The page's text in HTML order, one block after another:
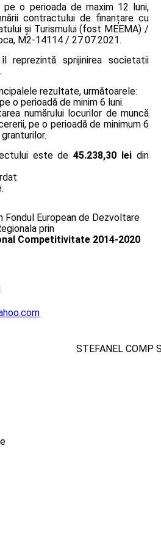
o perioada de maxim 12 luni,
contractului de finanțare cu
și Turismului (fost MEEMA) /
M2-14114 / 27.07.2021.
reprezintă sprijinirea societatii
rezultate, următoarele:
o perioadă de minim 6 luni.
numărului locurilor de muncă
pe o perioadă de minimum 6
este de45.238,30 lei din
European de Dezvoltare
prin
Competitivitate 2014-2020
STEFANEL COMP